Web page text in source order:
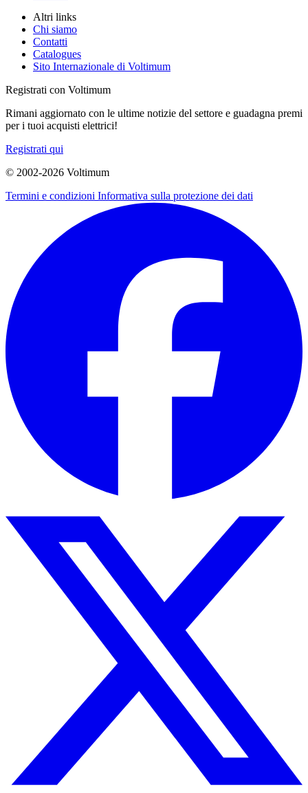
Altri links
Chi siamo
Contatti
Catalogues
Sito Internazionale di Voltimum
Registrati con Voltimum
Rimani aggiornato con le ultime notizie del settore e guadagna premi
per i tuoi acquisti elettrici!
Registrati qui
© 2002-2026 Voltimum
Termini e condizioni Informativa sulla protezione dei dati